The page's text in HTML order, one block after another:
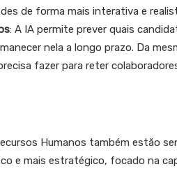
de forma mais interativa e
: A IA permite prever quais
nela a longo prazo. Da
fazer para reter
Humanos também estão
e mais estratégico, focado na